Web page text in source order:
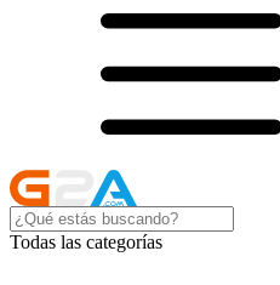
Todas las categorías